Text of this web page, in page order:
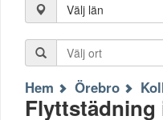
Välj län
Hem Örebro
Flyttstädning